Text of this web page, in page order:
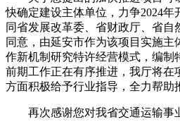
快确定建设主体单位，力争2024
同省发展改革委、省财政厅、省
同意，由延安市作为该项目实施主
作新机制研究特许经营模式，编制
前期工作正在有序推进，我厅将在
方面积极给予行业指导，全力帮助
再次感谢您对我省交通运输事